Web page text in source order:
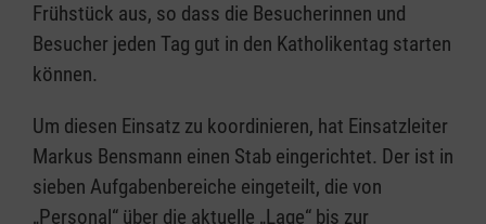
Frühstück aus, so dass die Besucherinnen und
Besucher jeden Tag gut in den Katholikentag starten
können.
Um diesen Einsatz zu koordinieren, hat Einsatzleiter
Markus Bensmann einen Stab eingerichtet. Der ist in
sieben Aufgabenbereiche eingeteilt, die von
„Personal“ über die aktuelle „Lage“ bis zur